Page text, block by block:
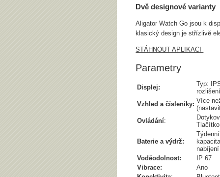
Dvě designové varianty
Aligator Watch Go jsou k
klasický design je střízlivě
STÁHNOUT APLIKACI
Parametry
Displej:
Typ:
Vzhled a čísleníky: Více
Ovládání:
Baterie a výdrž:
Voděodolnost:
IP 67
Vibrace:
Ano